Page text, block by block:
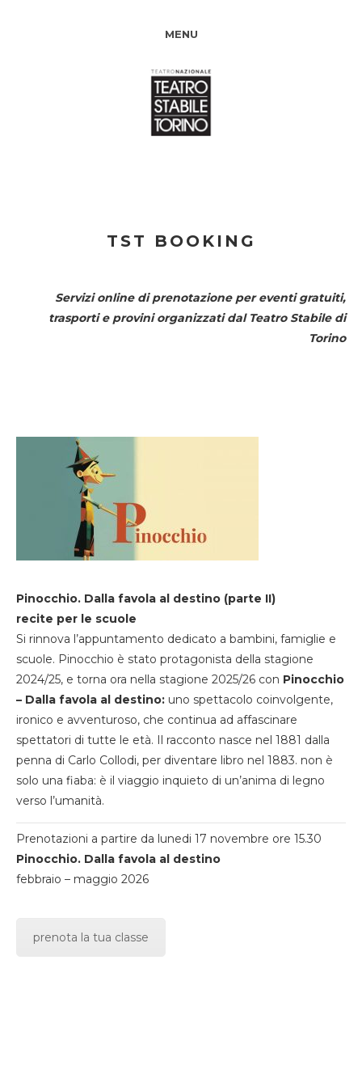
MENU
TST BOOKING
Servizi online di prenotazione per eventi gratuiti,
trasporti e provini organizzati dal Teatro Stabile di
Torino
Pinocchio. Dalla favola al destino (parte II)
recite per le scuole
Si rinnova l’appuntamento dedicato a bambini, famiglie e
scuole. Pinocchio è stato protagonista della stagione
2024/25, e torna ora nella stagione 2025/26 con Pinocchio
– Dalla favola al destino: uno spettacolo coinvolgente,
ironico e avventuroso, che continua ad affascinare
spettatori di tutte le età. Il racconto nasce nel 1881 dalla
penna di Carlo Collodi, per diventare libro nel 1883. non è
solo una fiaba: è il viaggio inquieto di un’anima di legno
verso l’umanità.
Prenotazioni a partire da lunedi 17 novembre ore 15.30
Pinocchio. Dalla favola al destino
febbraio – maggio 2026
prenota la tua classe